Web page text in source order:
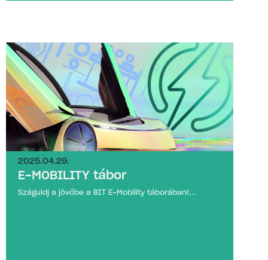
2025.04.29.
E-MOBILITY tábor
Száguldj a jövőbe a BIT E-Mobility táborában!...